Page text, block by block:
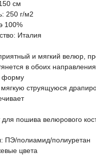
см
250 г/м2
100%
Италия
и мягкий велюр,
в обоих
форму
струящуюся
для пошива велюрового
ПЭ/полиамид/полиуретан
цвета